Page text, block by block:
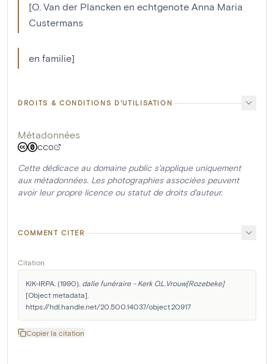
[O. Van der Plancken en echtgenote Anna Maria
Custermans
en familie]
DROITS & CONDITIONS D'UTILISATION
Métadonnées
CC0
Cette dédicace au domaine public s'applique uniquement
aux métadonnées. Les photographies associées peuvent
avoir leur propre licence ou statut de droits d'auteur.
COMMENT CITER
Citation
KIK-IRPA. (1990). dalle funéraire - Kerk O.L.Vrouw[Rozebeke]
[Object metadata].
https://hdl.handle.net/20.500.14037/object.20917
Copier la citation